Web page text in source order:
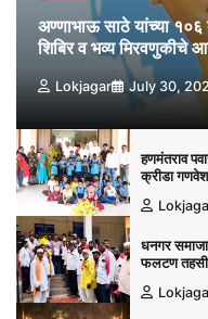
अण्णाभाऊ साठे यांच्या १०६
शिबिर व भव्य मिरवणुकीचे
Lokjagar July 30,
हणमंतराव
क्रीडा
धनगर
फलटण